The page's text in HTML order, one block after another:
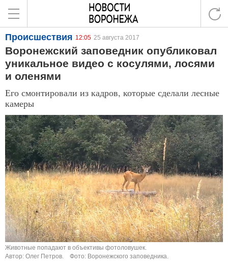
Происшествия 12:05 25 августа 2017
Воронежский заповедник опубликовал
уникальное видео с косулями, лосями
и оленями
Его смонтировали из кадров, которые сделали лесные
камеры
Животные попадают в объективы фотоловушек.
Автор: Олег Петров.
Фото: Воронежского заповедника.